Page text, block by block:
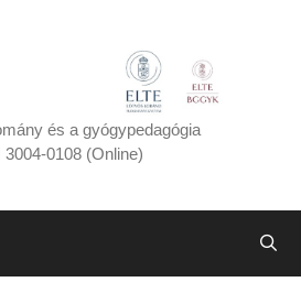
és a gyógypedagógia
0108 (Online)